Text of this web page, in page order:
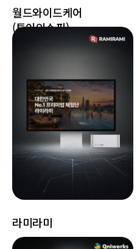
월드와이드케어
(투어인슈픽)
라미라미